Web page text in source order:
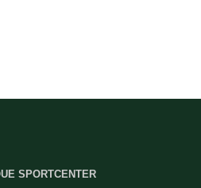
SPORTCENTER